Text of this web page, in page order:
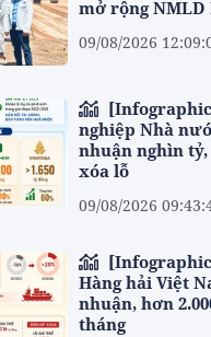
mở rộng NMLD
09/08/2026
nghiệp Nhà
nhuận nghìn
xóa lỗ
09/08/2026
Hàng hải Việt
nhuận, hơn
tháng